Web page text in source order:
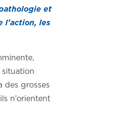
et
l’action, les
situation
des grosses
n’orientent